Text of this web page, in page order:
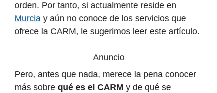
orden. Por tanto, si actualmente reside en
Murcia y aún no conoce de los servicios que
ofrece la CARM, le sugerimos leer este artículo.
Anuncio
Pero, antes que nada, merece la pena conocer
más sobre qué es el CARM y de qué se